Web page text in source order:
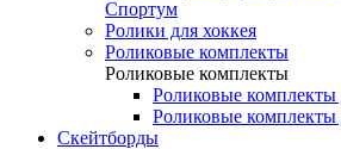
Спортум
Ролики для хоккея
Роликовые комплекты
Роликовые комплекты
Роликовые комплекты
Роликовые комплекты
Скейтборды